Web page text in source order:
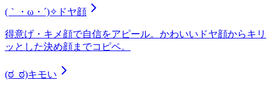
(｀・ω・´)✧ ドヤ顔
得意げ・キメ顔で自信をアピール。かわいいドヤ顔からキリ
ッとした決め顔までコピペ。
(ಠ_ಠ)キモい